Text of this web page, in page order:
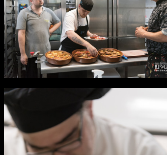
Desde 0,00 €